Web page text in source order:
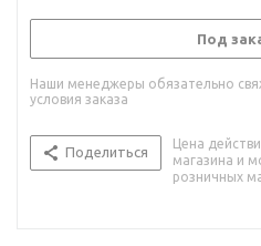
Под
Наши менеджеры обязательно
условия заказа
Поделиться
Цена
магазина и
розничных